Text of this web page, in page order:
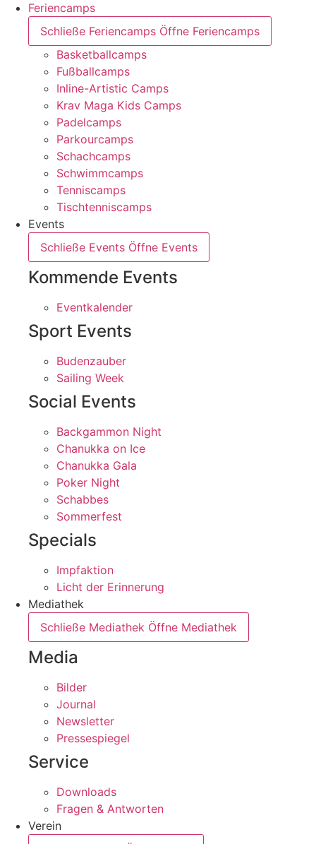
Feriencamps
Schließe Feriencamps Öffne Feriencamps
Basketballcamps
Fußballcamps
Inline-Artistic Camps
Krav Maga Kids Camps
Padelcamps
Parkourcamps
Schachcamps
Schwimmcamps
Tenniscamps
Tischtenniscamps
Events
Schließe Events Öffne Events
Kommende Events
Eventkalender
Sport Events
Budenzauber
Sailing Week
Social Events
Backgammon Night
Chanukka on Ice
Chanukka Gala
Poker Night
Schabbes
Sommerfest
Specials
Impfaktion
Licht der Erinnerung
Mediathek
Schließe Mediathek Öffne Mediathek
Media
Bilder
Journal
Newsletter
Pressespiegel
Service
Downloads
Fragen & Antworten
Verein